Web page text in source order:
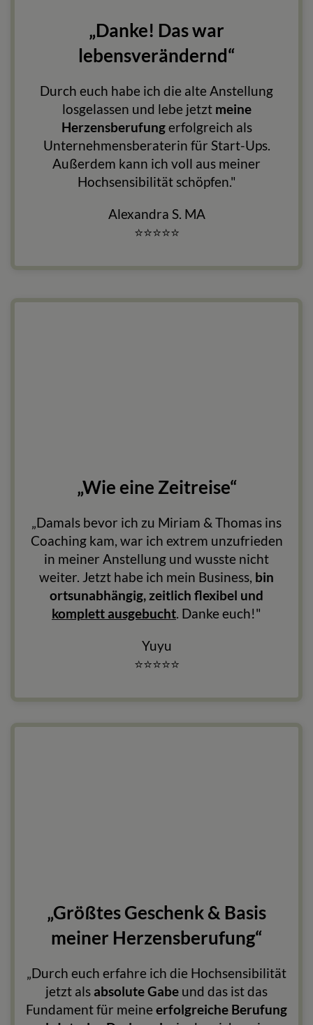
„Danke! Das war
lebensverändernd“
Durch euch habe ich die alte Anstellung
losgelassen und lebe jetzt meine
Herzensberufungerfolgreich als
Unternehmensberaterin für Start-Ups.
Außerdem kann ich voll aus meiner
Hochsensibilität schöpfen."
Alexandra S. MA
⭐⭐⭐⭐⭐
„Wie eine Zeitreise“
„Damals bevor ich zu Miriam & Thomas ins
Coaching kam, war ich extrem unzufrieden
in meiner Anstellung und wusste nicht
weiter. Jetzt habe ich mein Business, bin
ortsunabhängig, zeitlich flexibel und
komplett ausgebucht. Danke euch!"
Yuyu
⭐⭐⭐⭐⭐
„Größtes Geschenk & Basis
meiner Herzensberufung“
„Durch euch erfahre ich die Hochsensibilität
jetzt alsabsolute Gabe und das ist das
Fundament für meine erfolgreiche Berufung